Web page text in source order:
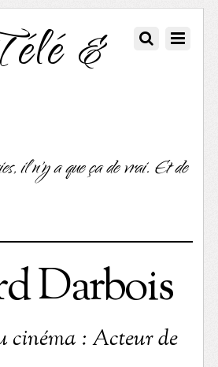
&
il n'y a que ça de vrai. Et de
Darbois
cinéma : Acteur de